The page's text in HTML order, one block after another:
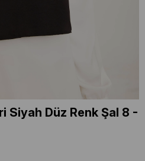
Siyah Düz Renk Şal 8 -